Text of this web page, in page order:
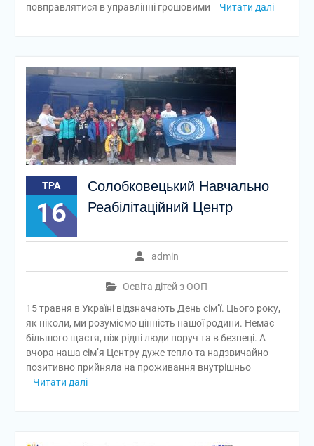
повправлятися в управлінні грошовими
Читати далі
ТРА
16
Солобковецький Навчально
Реабілітаційний Центр
admin
Освіта дітей з ООП
15 травня в Україні відзначають День сім’ї. Цього року,
як ніколи, ми розуміємо цінність нашої родини. Немає
більшого щастя, ніж рідні люди поруч та в безпеці. А
вчора наша сім’я Центру дуже тепло та надзвичайно
позитивно прийняла на проживання внутрішньо
Читати далі